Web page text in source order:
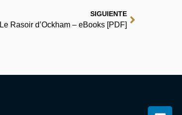
SIGUIENTE
Le Rasoir d’Ockham – eBooks [PDF]